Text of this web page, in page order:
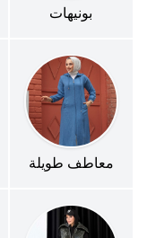
بونيهات
معاطف طويلة